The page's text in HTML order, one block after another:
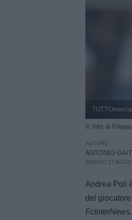
© foto di Filippo
AUTORE
ANTONIO
SABATO 27
Andrea Poli
del